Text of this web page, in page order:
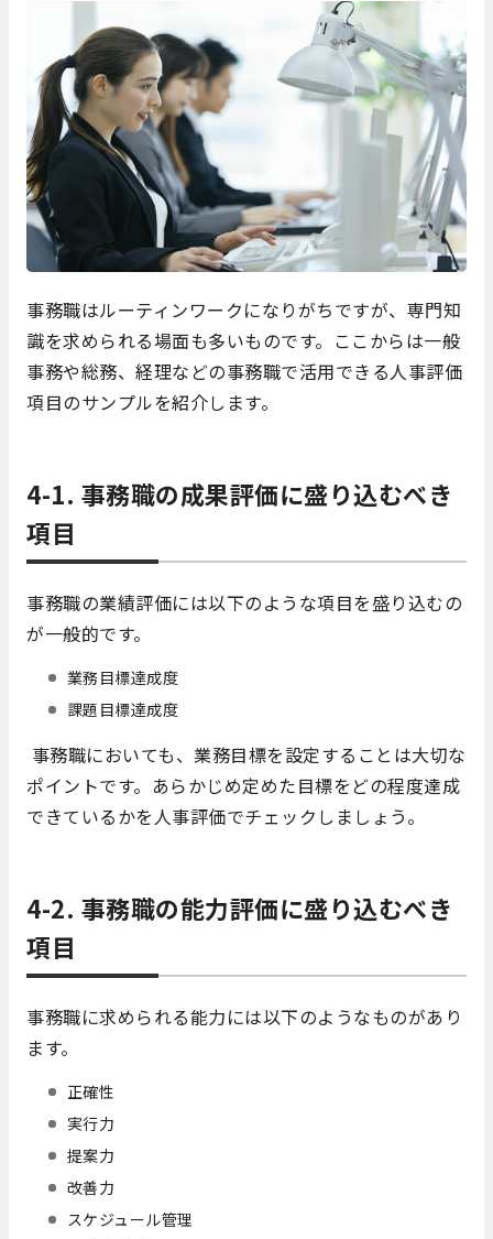
事務職はルーティンワークになりがちですが、専門知
識を求められる場面も多いものです。ここからは一般
事務や総務、経理などの事務職で活用できる人事評価
項目のサンプルを紹介します。
4-1. 事務職の成果評価に盛り込むべき
項目
事務職の業績評価には以下のような項目を盛り込むの
が一般的です。
業務目標達成度
課題目標達成度
事務職においても、業務目標を設定することは大切な
ポイントです。あらかじめ定めた目標をどの程度達成
できているかを人事評価でチェックしましょう。
4-2. 事務職の能力評価に盛り込むべき
項目
事務職に求められる能力には以下のようなものがあり
ます。
正確性
実行力
提案力
改善力
スケジュール管理